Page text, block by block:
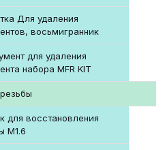
Для удаления
восьмигранник
для удаления
набора MFR KIT
для восстановления
М1.6